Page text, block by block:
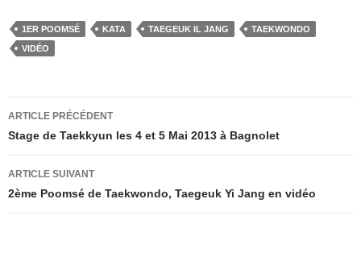
c
e
o
o
k
st
o
n
ail ta
1ER POOMSÉ KATA TAEGEUK IL JANG
TAEKWONDO
VIDÉO
Navigation
des
articles
ARTICLE PRÉCÉDENT
Stage de Taekkyun les 4 et 5 Mai 2013 à Bagnolet
ARTICLE SUIVANT
2ème Poomsé de Taekwondo, Taegeuk Yi Jang en vidéo